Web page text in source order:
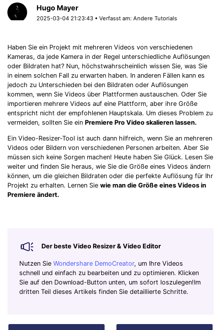
Hugo Mayer
2025-03-04 21:23:43 • Verfasst am:Andere Tutorials
Haben Sie ein Projekt mit mehreren Videos von verschiedenen
Kameras, da jede Kamera in der Regel unterschiedliche Auflösungen
oder Bildraten hat? Nun, höchstwahrscheinlich wissen Sie, was Sie
in einem solchen Fall zu erwarten haben. In anderen Fällen kann es
jedoch zu Unterschieden bei den Bildraten oder Auflösungen
kommen, wenn Sie Videos über Plattformen austauschen. Oder Sie
importieren mehrere Videos auf eine Plattform, aber ihre Größe
entspricht nicht der empfohlenen Hauptskala. Um dieses Problem zu
vermeiden, sollten Sie ein Premiere Pro Video skalieren lassen.
Ein Video-Resizer-Tool ist auch dann hilfreich, wenn Sie an mehreren
Videos oder Bildern von verschiedenen Personen arbeiten. Aber Sie
müssen sich keine Sorgen machen! Heute haben Sie Glück. Lesen Sie
weiter und finden Sie heraus, wie Sie die Größe eines Videos ändern
können, um die gleichen Bildraten oder die perfekte Auflösung für Ihr
Projekt zu erhalten. Lernen Sie wie man die Größe eines Videos in
Premiere ändert.
Der beste Video Resizer & Video Editor
Nutzen Sie Wondershare DemoCreator, um Ihre Videos
schnell und einfach zu bearbeiten und zu optimieren. Klicken
Sie auf den Download-Button unten, um sofort loszulegen!Im
dritten Teil dieses Artikels finden Sie detaillierte Schritte.